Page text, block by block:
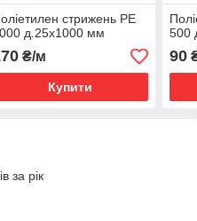
стрижень РЕ
д.25х1000 мм
₴/м
Купити
500
90
за рік